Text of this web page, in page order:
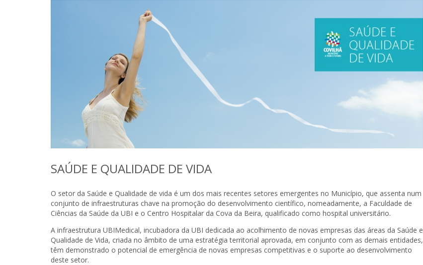
SAÚDE E QUALIDADE DE VIDA
O setor da Saúde e Qualidade de vida é um dos mais recentes setores emergentes no Município, que assenta num
conjunto de infraestruturas chave na promoção do desenvolvimento científico, nomeadamente, a Faculdade de
Ciências da Saúde da UBI e o Centro Hospitalar da Cova da Beira, qualificado como hospital universitário.
A infraestrutura UBIMedical, incubadora da UBI dedicada ao acolhimento de novas empresas das áreas da Saúde e
Qualidade de Vida, criada no âmbito de uma estratégia territorial aprovada, em conjunto com as demais entidades,
têm demonstrado o potencial de emergência de novas empresas competitivas e o suporte ao desenvolvimento
deste setor.